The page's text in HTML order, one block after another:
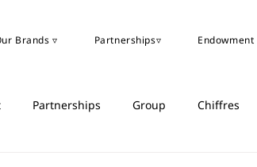
Brands ▿ Partnerships▿
Partnerships Group Chiffres